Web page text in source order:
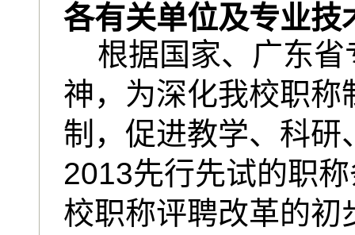
各有关单位及专业技
根据国家、广东
神，为深化我校职称
制，促进教学、科研
2013先行先试的职
校职称评聘改革的初